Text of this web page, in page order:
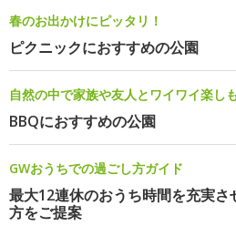
春のお出かけにピッタリ！
ピクニックにおすすめの公園
自然の中で家族や友人とワイワイ楽し
BBQにおすすめの公園
GWおうちでの過ごし方ガイド
最大12連休のおうち時間を充実さ
方をご提案